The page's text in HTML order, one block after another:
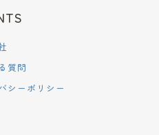
質問
シーポリシー